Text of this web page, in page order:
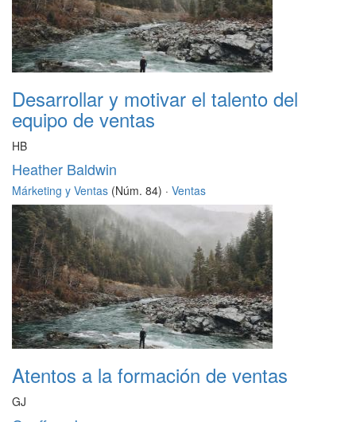
Desarrollar y motivar el talento del
equipo de ventas
HB
Heather Baldwin
Márketing y Ventas (Núm. 84) · Ventas
Atentos a la formación de ventas
GJ